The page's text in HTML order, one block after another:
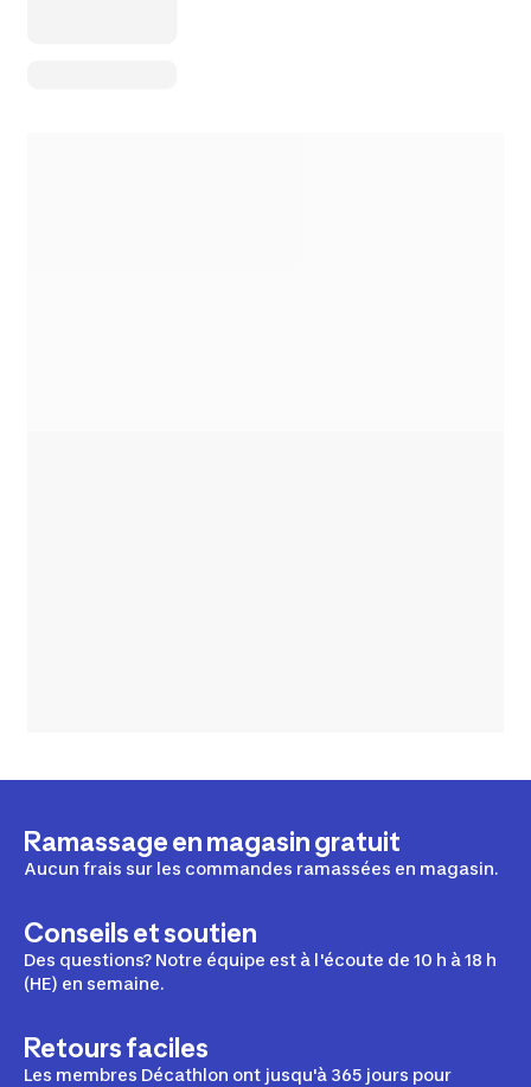
Ramassage en magasin gratuit
Aucun frais sur les commandes ramassées en magasin.
Conseils et soutien
Des questions? Notre équipe est à l'écoute de 10 h à 18 h
(HE) en semaine.
Retours faciles
Les membres Décathlon ont jusqu'à 365 jours pour